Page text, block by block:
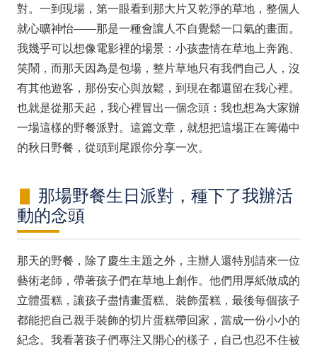
對。一到現場，第一眼看到那大片又乾淨的草地，整個人
就心曠神怡——那是一種會讓人不自覺鬆一口氣的畫面。
我幾乎可以想像電影裡的場景：小孩盡情在草地上奔跑、
笑鬧，而那天因為是包場，整片草地只有我們自己人，沒
有其他遊客，那份安心與放鬆，到現在都還留在我心裡。
也就是從那天起，我心裡冒出一個念頭：我也想為大家辦
一場這樣的野餐派對。這篇文章，就想把這場正在籌備中
的秋日野餐，從頭到尾跟你分享一次。
那場野餐生日派對，種下了我辦活
動的念頭
那天的野餐，除了慶生主題之外，主辦人還特別請來一位
藝術老師，帶著孩子們在草地上創作。他們用厚紙做成的
立體蛋糕，讓孩子盡情畫蛋糕、裝飾蛋糕，最後每個孩子
都能把自己親手裝飾的切片蛋糕帶回家，當成一份小小的
紀念。我看著孩子們專注又開心的樣子，自己也忍不住被